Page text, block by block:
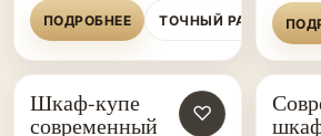
ПОДРОБНЕЕ ТОЧНЫЙ РАСЧЁТ
ШКАФЫ-
КУПЕ НА ЗАКАЗ
♡
Шкаф-купе
современный